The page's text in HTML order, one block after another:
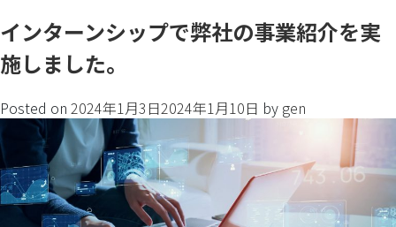
インターンシップで弊社の事業紹介を実
施しました。
Posted on 2024年1月3日2024年1月10日 by gen